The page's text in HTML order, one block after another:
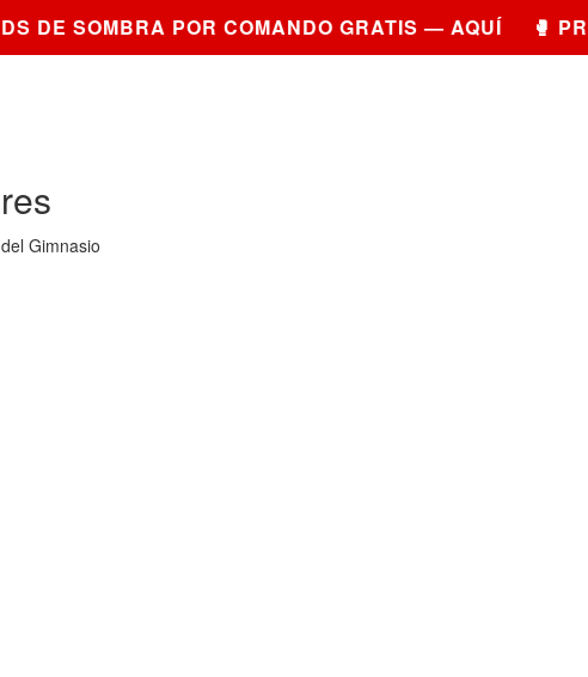
SOMBRA POR COMANDO GRATIS — AQUÍ 🥊
Gimnasio